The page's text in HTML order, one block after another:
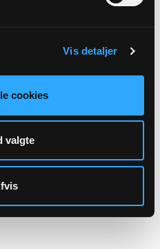
Vis detaljer
cookies
valgte
vanloese.sogn@km.dk